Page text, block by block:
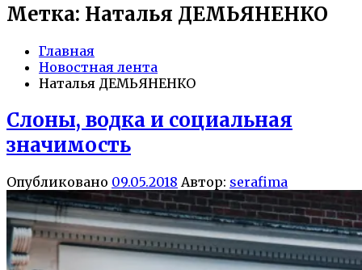
Метка: Наталья ДЕМЬЯНЕНКО
Главная
Новостная лента
Наталья ДЕМЬЯНЕНКО
Слоны, водка и социальная
значимость
Опубликовано 09.05.2018 Автор: serafima